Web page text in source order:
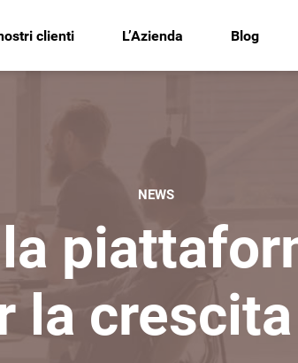
clienti L’Azienda Blog
NEWS
la